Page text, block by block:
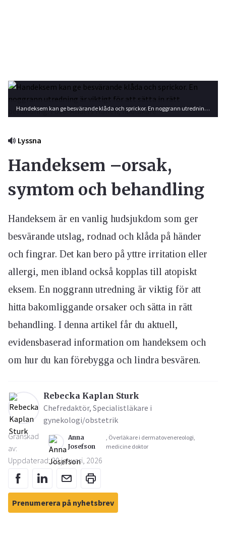
Handeksem kan ge besvärande klåda och sprickor. En noggrann utredning är viktigt för att sätta in rätt behandling. Foto: Anders Hallén, hudläkare
Lyssna
Handeksem –orsak,
symtom och behandling
Handeksem är en vanlig hudsjukdom som ger
besvärande utslag, rodnad och klåda på händer
och fingrar. Det kan bero på yttre irritation eller
allergi, men ibland också kopplas till atopiskt
eksem. En noggrann utredning är viktig för att
hitta bakomliggande orsaker och sätta in rätt
behandling. I denna artikel får du aktuell,
evidensbaserad information om handeksem och
om hur du kan förebygga och lindra besvären.
Rebecka Kaplan Sturk
Chefredaktör, Specialistläkare i
gynekologi/obstetrik
Granskad
av:
Anna
Josefson
, Överläkare i dermatovenereologi,
medicine doktor
Uppdaterad: 20 januari, 2026
Prenumerera på nyhetsbrev